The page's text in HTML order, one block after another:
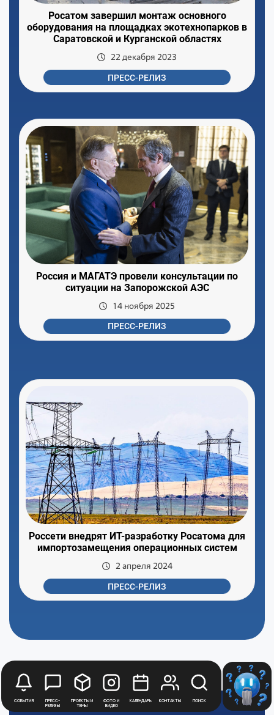
События
Пресс-
релизы
Проекты и
темы
Фото и
видео
Календарь Контакты Поиск
Росатом завершил монтаж основного
оборудования на площадках экотехнопарков в
Саратовской и Курганской областях
22 декабря 2023
ПРЕСС-РЕЛИЗ
Россия и МАГАТЭ провели консультации по
ситуации на Запорожской АЭС
14 ноября 2025
ПРЕСС-РЕЛИЗ
Россети внедрят ИТ-разработку Росатома для
импортозамещения операционных систем
2 апреля 2024
ПРЕСС-РЕЛИЗ